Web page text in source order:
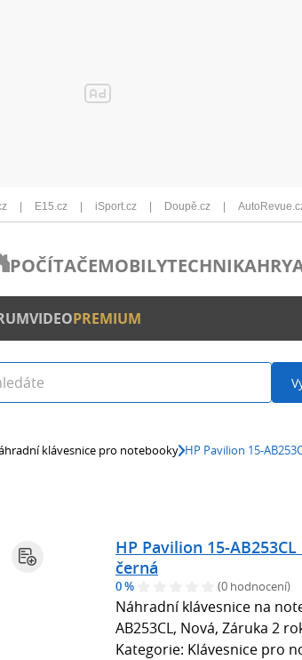
E15.cz iSport.cz Doupě.cz
POČÍTAČEMOBILYTECHNIKAHRY
VIDEOPREMIUM
klávesnice pro notebooky HP Pavilion 15-
HP Pavilion 15-
černá
0 % (0 hodnocení)
Náhradní klávesnice na
AB253CL, Nová, Záruka 2
Kategorie: Klávesnice pro